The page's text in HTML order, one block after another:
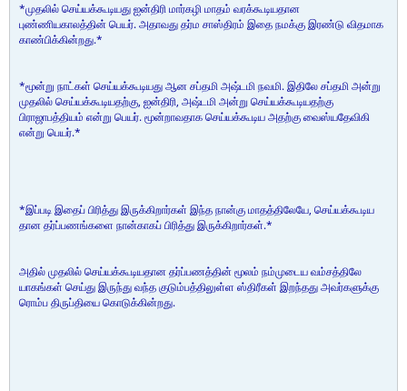
*முதலில் செய்யக்கூடியது ஐன்திரி மார்கழி மாதம் வரக்கூடியதான
புண்ணியகாலத்தின் பெயர். அதாவது தர்ம சாஸ்திரம் இதை நமக்கு இரண்டு விதமாக
காண்பிக்கின்றது.*
*மூன்று நாட்கள் செய்யக்கூடியது ஆன சப்தமி அஷ்டமி நவமி. இதிலே சப்தமி அன்று
முதலில் செய்யக்கூடியதற்கு, ஐன்திரி, அஷ்டமி அன்று செய்யக்கூடியதற்கு
பிராஜாபத்தியம் என்று பெயர். மூன்றாவதாக செய்யக்கூடிய அதற்கு வைஸ்யதேவிகி
என்று பெயர்.*
*இப்படி இதைப் பிரித்து இருக்கிறார்கள் இந்த நான்கு மாதத்திலேயே, செய்யக்கூடிய
தான தர்ப்பணங்களை நான்காகப் பிரித்து இருக்கிறார்கள்.*
அதில் முதலில் செய்யக்கூடியதான தர்ப்பணத்தின் மூலம் நம்முடைய வம்சத்திலே
யாகங்கள் செய்து இருந்து வந்த குடும்பத்திலுள்ள ஸ்திரீகள் இறந்தது அவர்களுக்கு
ரொம்ப திருப்தியை கொடுக்கின்றது.